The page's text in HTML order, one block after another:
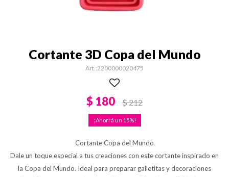
Cortante 3D Copa del Mundo
2200000020475
$ 180 $212
15
Cortante Copa del Mundo
Dale un toque especial a tus creaciones con este cortante inspirado en
la Copa del Mundo. Ideal para preparar galletitas y decoraciones